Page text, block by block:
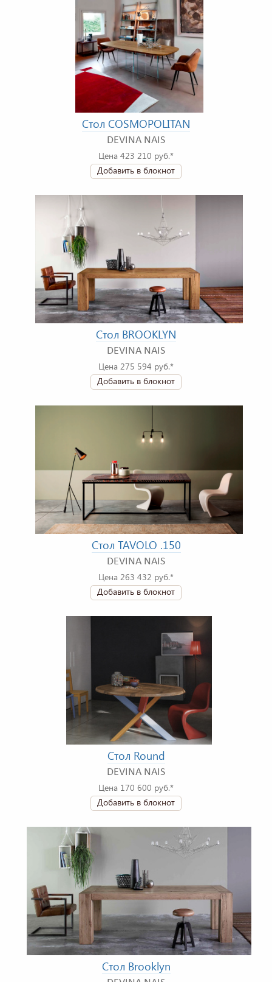
Стол COSMOPOLITAN
DEVINA NAIS
Цена 423 210 руб.*
Добавить в блокнот
Стол BROOKLYN
DEVINA NAIS
Цена 275 594 руб.*
Добавить в блокнот
Стол TAVOLO .150
DEVINA NAIS
Цена 263 432 руб.*
Добавить в блокнот
Стол Round
DEVINA NAIS
Цена 170 600 руб.*
Добавить в блокнот
Стол Brooklyn